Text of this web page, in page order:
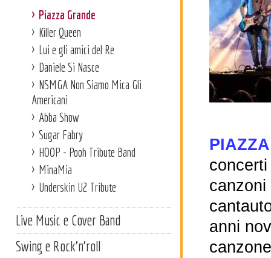
Piazza Grande
Killer Queen
Lui e gli amici del Re
Daniele Si Nasce
NSMGA Non Siamo Mica Gli
Americani
Abba Show
Sugar Fabry
HOOP - Pooh Tribute Band
MinaMia
Underskin U2 Tribute
Live Music e Cover Band
Swing e Rock'n'roll
anni